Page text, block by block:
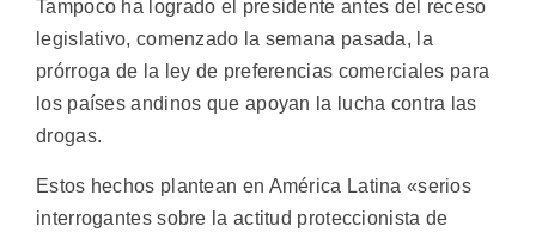
Tampoco ha logrado el presidente antes del receso
legislativo, comenzado la semana pasada, la
prórroga de la ley de preferencias comerciales para
los países andinos que apoyan la lucha contra las
drogas.
Estos hechos plantean en América Latina «serios
interrogantes sobre la actitud proteccionista de